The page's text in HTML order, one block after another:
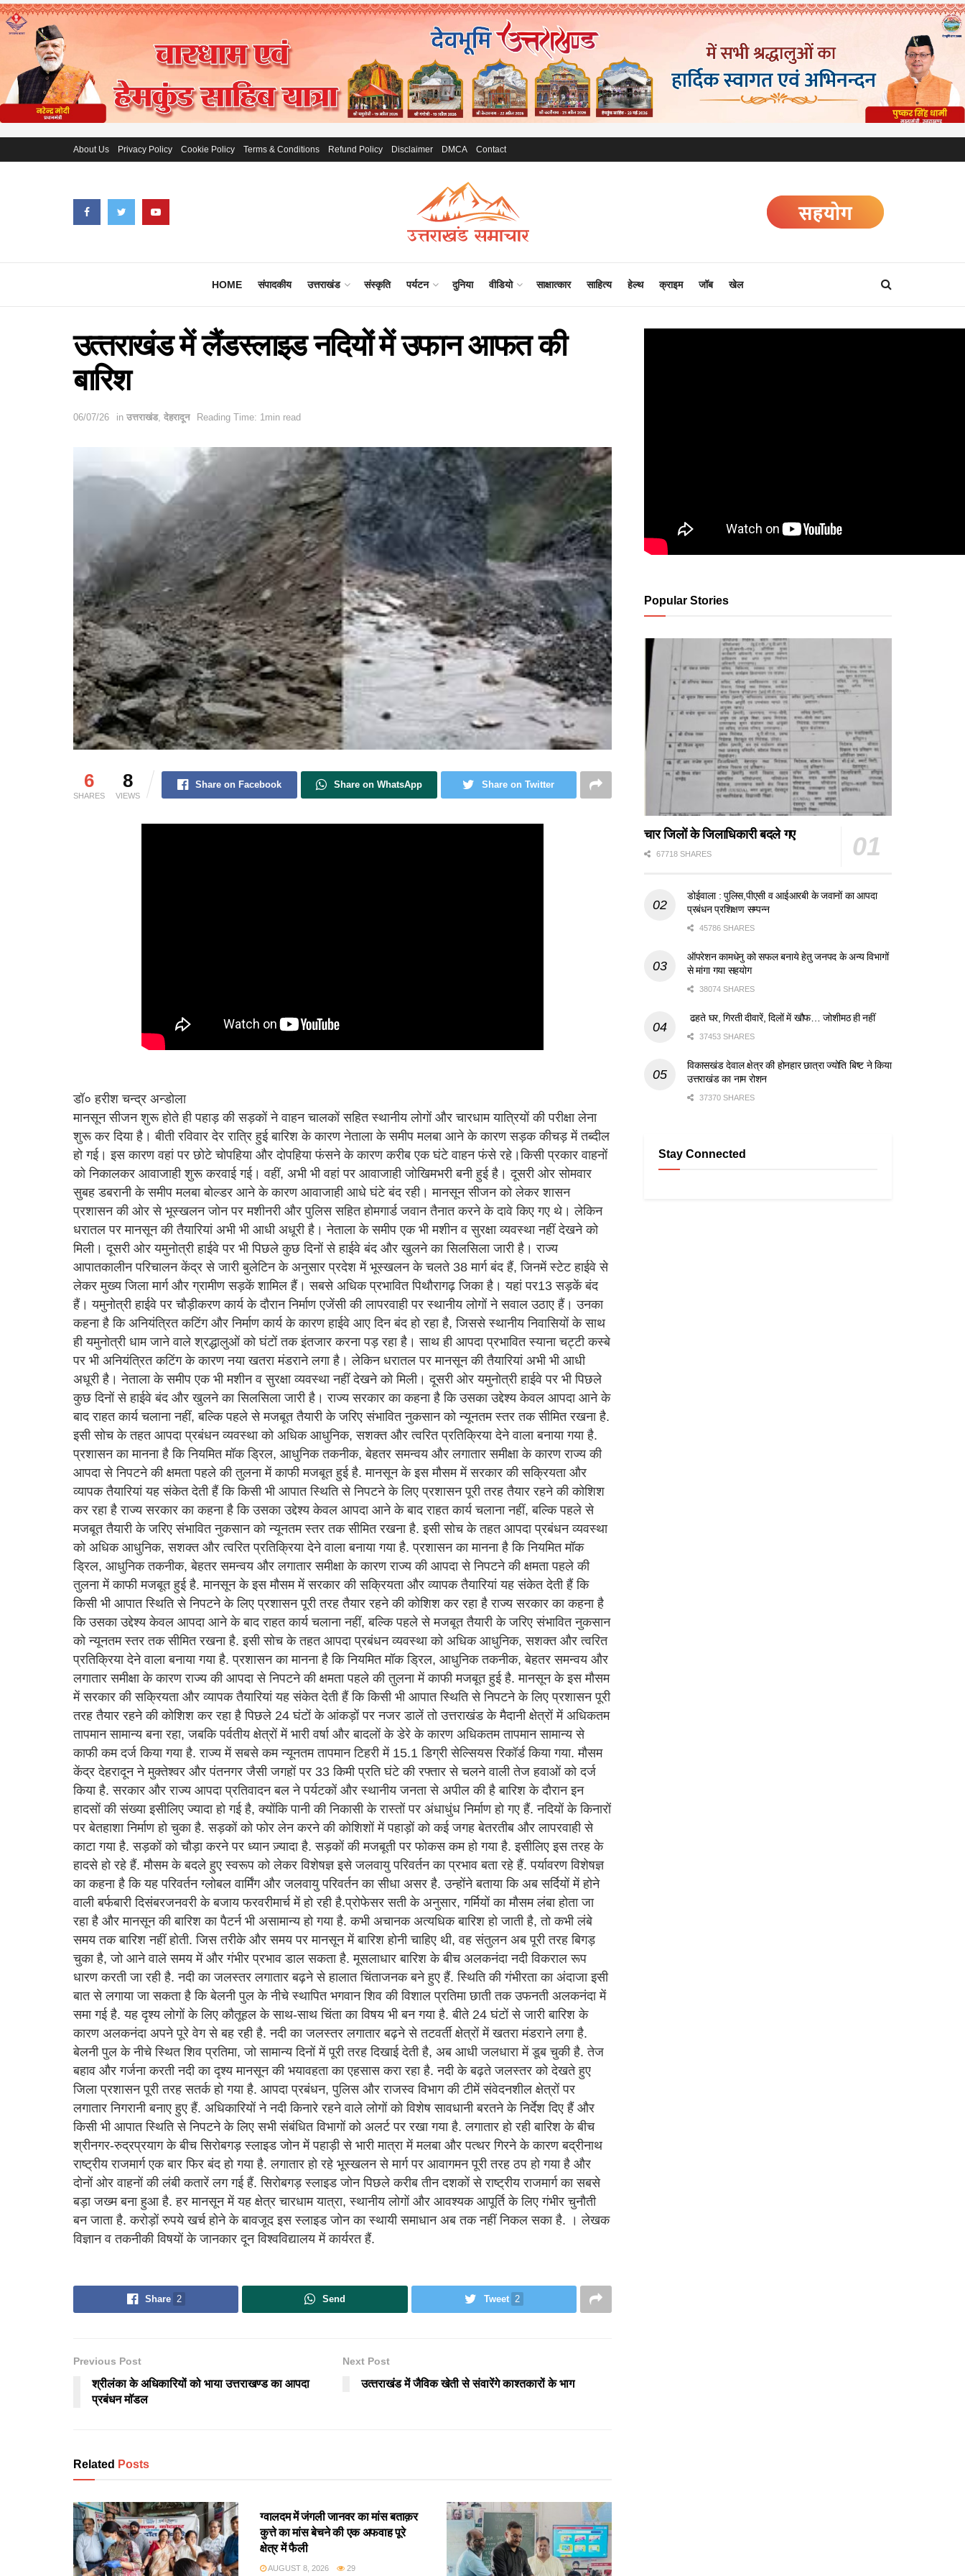
About Us Privacy Policy Cookie Policy Terms & Conditions Refund Policy Disclaimer DMCA Contact
HOME संपादकीय उत्तराखंड संस्कृति पर्यटन दुनिया वीडियो साक्षात्कार साहित्य हेल्थ क्राइम जॉब खेल
उत्‍तराखंड में लैंडस्‍लाइड नदियों में उफान आफत की
बारिश
06/07/26 in उत्तराखंड, देहरादून Reading Time: 1min read
6
SHARES
8
VIEWS
Share on Facebook Share on WhatsApp Share on Twitter
डॉ० हरीश चन्द्र अन्डोला
मानसून सीजन शुरू होते ही पहाड़ की सड़कों ने वाहन चालकों सहित स्थानीय लोगों और चारधाम यात्रियों की परीक्षा लेना
शुरू कर दिया है। बीती रविवार देर रात्रि हुई बारिश के कारण नेताला के समीप मलबा आने के कारण सड़क कीचड़ में तब्दील
हो गई। इस कारण वहां पर छोटे चोपहिया और दोपहिया फंसने के कारण करीब एक घंटे वाहन फंसे रहे।किसी प्रकार वाहनों
को निकालकर आवाजाही शुरू करवाई गई। वहीं, अभी भी वहां पर आवाजाही जोखिमभरी बनी हुई है। दूसरी ओर सोमवार
सुबह डबरानी के समीप मलबा बोल्डर आने के कारण आवाजाही आधे घंटे बंद रही। मानसून सीजन को लेकर शासन
प्रशासन की ओर से भूस्खलन जोन पर मशीनरी और पुलिस सहित होमगार्ड जवान तैनात करने के दावे किए गए थे। लेकिन
धरातल पर मानसून की तैयारियां अभी भी आधी अधूरी है। नेताला के समीप एक भी मशीन व सुरक्षा व्यवस्था नहीं देखने को
मिली। दूसरी ओर यमुनोत्री हाईवे पर भी पिछले कुछ दिनों से हाईवे बंद और खुलने का सिलसिला जारी है। राज्य
आपातकालीन परिचालन केंद्र से जारी बुलेटिन के अनुसार प्रदेश में भूस्खलन के चलते 38 मार्ग बंद हैं, जिनमें स्टेट हाईवे से
लेकर मुख्य जिला मार्ग और ग्रामीण सड़कें शामिल हैं। सबसे अधिक प्रभावित पिथौरागढ़ जिका है। यहां पर13 सड़कें बंद
हैं। यमुनोत्री हाईवे पर चौड़ीकरण कार्य के दौरान निर्माण एजेंसी की लापरवाही पर स्थानीय लोगों ने सवाल उठाए हैं। उनका
कहना है कि अनियंत्रित कटिंग और निर्माण कार्य के कारण हाईवे आए दिन बंद हो रहा है, जिससे स्थानीय निवासियों के साथ
ही यमुनोत्री धाम जाने वाले श्रद्धालुओं को घंटों तक इंतजार करना पड़ रहा है। साथ ही आपदा प्रभावित स्याना चट्टी कस्बे
पर भी अनियंत्रित कटिंग के कारण नया खतरा मंडराने लगा है। लेकिन धरातल पर मानसून की तैयारियां अभी भी आधी
अधूरी है। नेताला के समीप एक भी मशीन व सुरक्षा व्यवस्था नहीं देखने को मिली। दूसरी ओर यमुनोत्री हाईवे पर भी पिछले
कुछ दिनों से हाईवे बंद और खुलने का सिलसिला जारी है। राज्य सरकार का कहना है कि उसका उद्देश्य केवल आपदा आने के
बाद राहत कार्य चलाना नहीं, बल्कि पहले से मजबूत तैयारी के जरिए संभावित नुकसान को न्यूनतम स्तर तक सीमित रखना है.
इसी सोच के तहत आपदा प्रबंधन व्यवस्था को अधिक आधुनिक, सशक्त और त्वरित प्रतिक्रिया देने वाला बनाया गया है.
प्रशासन का मानना है कि नियमित मॉक ड्रिल, आधुनिक तकनीक, बेहतर समन्वय और लगातार समीक्षा के कारण राज्य की
आपदा से निपटने की क्षमता पहले की तुलना में काफी मजबूत हुई है. मानसून के इस मौसम में सरकार की सक्रियता और
व्यापक तैयारियां यह संकेत देती हैं कि किसी भी आपात स्थिति से निपटने के लिए प्रशासन पूरी तरह तैयार रहने की कोशिश
कर रहा है राज्य सरकार का कहना है कि उसका उद्देश्य केवल आपदा आने के बाद राहत कार्य चलाना नहीं, बल्कि पहले से
मजबूत तैयारी के जरिए संभावित नुकसान को न्यूनतम स्तर तक सीमित रखना है. इसी सोच के तहत आपदा प्रबंधन व्यवस्था
को अधिक आधुनिक, सशक्त और त्वरित प्रतिक्रिया देने वाला बनाया गया है. प्रशासन का मानना है कि नियमित मॉक
ड्रिल, आधुनिक तकनीक, बेहतर समन्वय और लगातार समीक्षा के कारण राज्य की आपदा से निपटने की क्षमता पहले की
तुलना में काफी मजबूत हुई है. मानसून के इस मौसम में सरकार की सक्रियता और व्यापक तैयारियां यह संकेत देती हैं कि
किसी भी आपात स्थिति से निपटने के लिए प्रशासन पूरी तरह तैयार रहने की कोशिश कर रहा है राज्य सरकार का कहना है
कि उसका उद्देश्य केवल आपदा आने के बाद राहत कार्य चलाना नहीं, बल्कि पहले से मजबूत तैयारी के जरिए संभावित नुकसान
को न्यूनतम स्तर तक सीमित रखना है. इसी सोच के तहत आपदा प्रबंधन व्यवस्था को अधिक आधुनिक, सशक्त और त्वरित
प्रतिक्रिया देने वाला बनाया गया है. प्रशासन का मानना है कि नियमित मॉक ड्रिल, आधुनिक तकनीक, बेहतर समन्वय और
लगातार समीक्षा के कारण राज्य की आपदा से निपटने की क्षमता पहले की तुलना में काफी मजबूत हुई है. मानसून के इस मौसम
में सरकार की सक्रियता और व्यापक तैयारियां यह संकेत देती हैं कि किसी भी आपात स्थिति से निपटने के लिए प्रशासन पूरी
तरह तैयार रहने की कोशिश कर रहा है पिछले 24 घंटों के आंकड़ों पर नजर डालें तो उत्तराखंड के मैदानी क्षेत्रों में अधिकतम
तापमान सामान्य बना रहा, जबकि पर्वतीय क्षेत्रों में भारी वर्षा और बादलों के डेरे के कारण अधिकतम तापमान सामान्य से
काफी कम दर्ज किया गया है. राज्य में सबसे कम न्यूनतम तापमान टिहरी में 15.1 डिग्री सेल्सियस रिकॉर्ड किया गया. मौसम
केंद्र देहरादून ने मुक्तेश्वर और पंतनगर जैसी जगहों पर 33 किमी प्रति घंटे की रफ्तार से चलने वाली तेज हवाओं को दर्ज
किया है. सरकार और राज्य आपदा प्रतिवादन बल ने पर्यटकों और स्थानीय जनता से अपील की है बारिश के दौरान इन
हादसों की संख्या इसीलिए ज्यादा हो गई है, क्योंकि पानी की निकासी के रास्तों पर अंधाधुंध निर्माण हो गए हैं. नदियों के किनारों
पर बेतहाशा निर्माण हो चुका है. सड़कों को फोर लेन करने की कोशिशों में पहाड़ों को कई जगह बेतरतीब और लापरवाही से
काटा गया है. सड़कों को चौड़ा करने पर ध्यान ज़्यादा है. सड़कों की मजबूती पर फोकस कम हो गया है. इसीलिए इस तरह के
हादसे हो रहे हैं. मौसम के बदले हुए स्वरूप को लेकर विशेषज्ञ इसे जलवायु परिवर्तन का प्रभाव बता रहे हैं. पर्यावरण विशेषज्ञ
का कहना है कि यह परिवर्तन ग्लोबल वार्मिंग और जलवायु परिवर्तन का सीधा असर है. उन्होंने बताया कि अब सर्दियों में होने
वाली बर्फबारी दिसंबरजनवरी के बजाय फरवरीमार्च में हो रही है.प्रोफेसर सती के अनुसार, गर्मियों का मौसम लंबा होता जा
रहा है और मानसून की बारिश का पैटर्न भी असामान्य हो गया है. कभी अचानक अत्यधिक बारिश हो जाती है, तो कभी लंबे
समय तक बारिश नहीं होती. जिस तरीके और समय पर मानसून में बारिश होनी चाहिए थी, वह संतुलन अब पूरी तरह बिगड़
चुका है, जो आने वाले समय में और गंभीर प्रभाव डाल सकता है. मूसलाधार बारिश के बीच अलकनंदा नदी विकराल रूप
धारण करती जा रही है. नदी का जलस्तर लगातार बढ़ने से हालात चिंताजनक बने हुए हैं. स्थिति की गंभीरता का अंदाजा इसी
बात से लगाया जा सकता है कि बेलनी पुल के नीचे स्थापित भगवान शिव की विशाल प्रतिमा छाती तक उफनती अलकनंदा में
समा गई है. यह दृश्य लोगों के लिए कौतूहल के साथ-साथ चिंता का विषय भी बन गया है. बीते 24 घंटों से जारी बारिश के
कारण अलकनंदा अपने पूरे वेग से बह रही है. नदी का जलस्तर लगातार बढ़ने से तटवर्ती क्षेत्रों में खतरा मंडराने लगा है.
बेलनी पुल के नीचे स्थित शिव प्रतिमा, जो सामान्य दिनों में पूरी तरह दिखाई देती है, अब आधी जलधारा में डूब चुकी है. तेज
बहाव और गर्जना करती नदी का दृश्य मानसून की भयावहता का एहसास करा रहा है. नदी के बढ़ते जलस्तर को देखते हुए
जिला प्रशासन पूरी तरह सतर्क हो गया है. आपदा प्रबंधन, पुलिस और राजस्व विभाग की टीमें संवेदनशील क्षेत्रों पर
लगातार निगरानी बनाए हुए हैं. अधिकारियों ने नदी किनारे रहने वाले लोगों को विशेष सावधानी बरतने के निर्देश दिए हैं और
किसी भी आपात स्थिति से निपटने के लिए सभी संबंधित विभागों को अलर्ट पर रखा गया है. लगातार हो रही बारिश के बीच
श्रीनगर-रुद्रप्रयाग के बीच सिरोबगड़ स्लाइड जोन में पहाड़ी से भारी मात्रा में मलबा और पत्थर गिरने के कारण बद्रीनाथ
राष्ट्रीय राजमार्ग एक बार फिर बंद हो गया है. लगातार हो रहे भूस्खलन से मार्ग पर आवागमन पूरी तरह ठप हो गया है और
दोनों ओर वाहनों की लंबी कतारें लग गई हैं. सिरोबगड़ स्लाइड जोन पिछले करीब तीन दशकों से राष्ट्रीय राजमार्ग का सबसे
बड़ा जख्म बना हुआ है. हर मानसून में यह क्षेत्र चारधाम यात्रा, स्थानीय लोगों और आवश्यक आपूर्ति के लिए गंभीर चुनौती
बन जाता है. करोड़ों रुपये खर्च होने के बावजूद इस स्लाइड जोन का स्थायी समाधान अब तक नहीं निकल सका है. । लेखक
विज्ञान व तकनीकी विषयों के जानकार दून विश्वविद्यालय में कार्यरत हैं.
Share 2 Send Tweet 2
Previous Post
श्रीलंका के अधिकारियों को भाया उत्तराखण्ड का आपदा
प्रबंधन माॅडल
Next Post
उत्‍तराखंड में जैविक खेती से संवारेंगे काश्तकारों के भाग
Related Posts
ग्वालदम में जंगली जानवर का मांस बताक़र
कुत्ते का मांस बेचने की एक अफवाह पूरे
क्षेत्र में फैली
AUGUST 8, 2026 29
Popular Stories
चार जिलों के जिलाधिकारी बदले गए
67718 SHARES
डोईवाला : पुलिस,पीएसी व आईआरबी के जवानों का आपदा
प्रबंधन प्रशिक्षण सम्पन्न
45786 SHARES
ऑपरेशन कामधेनु को सफल बनाये हेतु जनपद के अन्य विभागों
से मांगा गया सहयोग
38074 SHARES
ढहते घर, गिरती दीवारें, दिलों में खौफ… जोशीमठ ही नहीं
37453 SHARES
विकासखंड देवाल क्षेत्र की होनहार छात्रा ज्योति बिष्ट ने किया
उत्तराखंड का नाम रोशन
37370 SHARES
Stay Connected